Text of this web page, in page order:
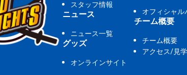
スタッフ情報
ニュース
ニュース一覧
グッズ
オンラインサイト
オフィシャル
チーム概要
チーム概要
アクセス/見